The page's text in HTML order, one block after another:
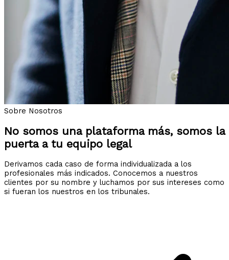
Sobre Nosotros
No somos una plataforma más, somos la
puerta a tu equipo legal
Derivamos cada caso de forma individualizada a los
profesionales más indicados. Conocemos a nuestros
clientes por su nombre y luchamos por sus intereses como
si fueran los nuestros en los tribunales.